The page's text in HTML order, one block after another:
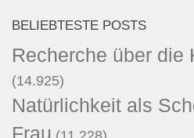
BELIEBTESTE POSTS
Recherche über die
(14.925)
Natürlichkeit als
Frau